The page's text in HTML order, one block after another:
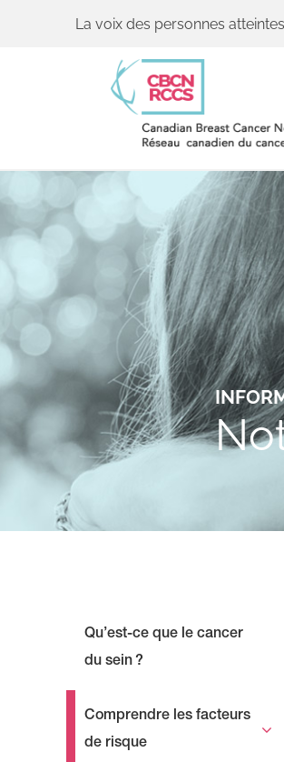
La voix des personnes
Qu’est-ce que le cancer
du sein ?
Comprendre les facteurs
de risque